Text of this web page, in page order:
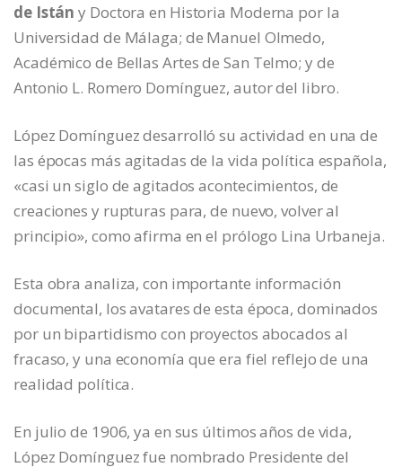
de Istán y Doctora en Historia Moderna por la
Universidad de Málaga; de Manuel Olmedo,
Académico de Bellas Artes de San Telmo; y de
Antonio L. Romero Domínguez, autor del libro.
López Domínguez desarrolló su actividad en una de
las épocas más agitadas de la vida política española,
«casi un siglo de agitados acontecimientos, de
creaciones y rupturas para, de nuevo, volver al
principio», como afirma en el prólogo Lina Urbaneja.
Esta obra analiza, con importante información
documental, los avatares de esta época, dominados
por un bipartidismo con proyectos abocados al
fracaso, y una economía que era fiel reflejo de una
realidad política.
En julio de 1906, ya en sus últimos años de vida,
López Domínguez fue nombrado Presidente del